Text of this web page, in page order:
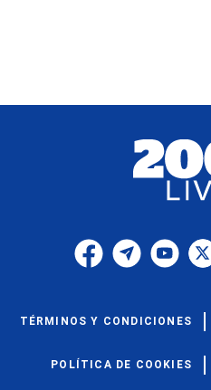
TÉRMINOS Y CONDICIONES
POLÍTICA DE COOKIES